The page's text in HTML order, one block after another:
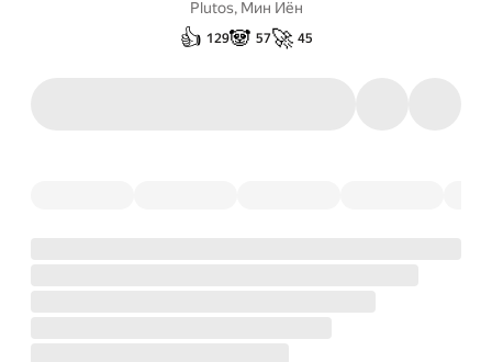
Plutos, Мин Иён
👍 129🐼 57🚀 45